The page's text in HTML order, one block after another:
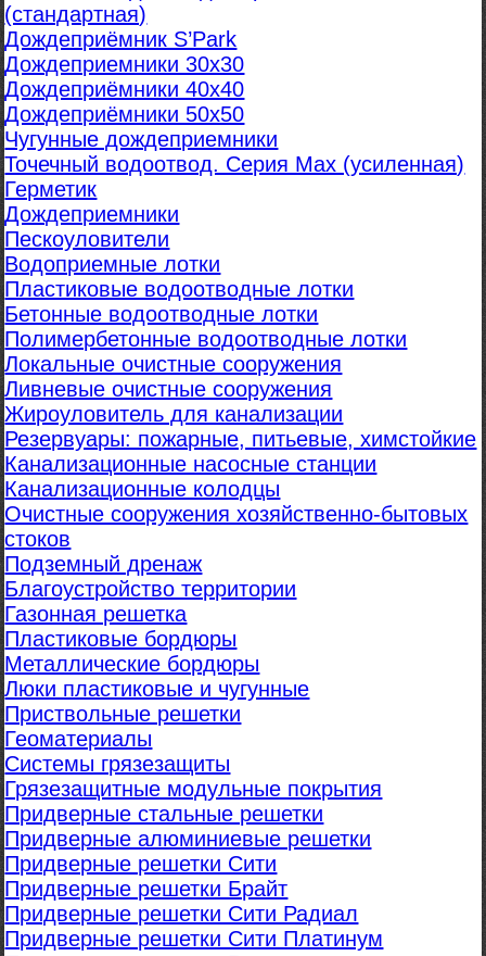
(стандартная)
Дождеприёмник S’Park
Дождеприемники 30х30
Дождеприёмники 40х40
Дождеприёмники 50х50
Чугунные дождеприемники
Точечный водоотвод. Серия Max (усиленная)
Герметик
Дождеприемники
Пескоуловители
Водоприемные лотки
Пластиковые водоотводные лотки
Бетонные водоотводные лотки
Полимербетонные водоотводные лотки
Локальные очистные сооружения
Ливневые очистные сооружения
Жироуловитель для канализации
Резервуары: пожарные, питьевые, химстойкие
Канализационные насосные станции
Канализационные колодцы
Очистные сооружения хозяйственно-бытовых
стоков
Подземный дренаж
Благоустройство территории
Газонная решетка
Пластиковые бордюры
Металлические бордюры
Люки пластиковые и чугунные
Приствольные решетки
Геоматериалы
Системы грязезащиты
Грязезащитные модульные покрытия
Придверные стальные решетки
Придверные алюминиевые решетки
Придверные решетки Сити
Придверные решетки Брайт
Придверные решетки Сити Радиал
Придверные решетки Сити Платинум